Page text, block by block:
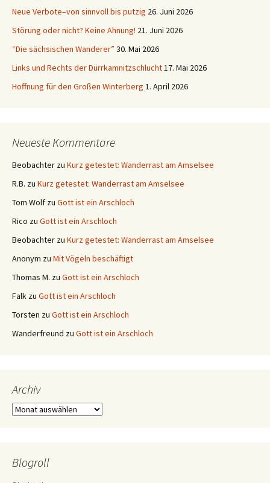
Neue Verbote–von sinnvoll bis putzig 26. Juni 2026
Störung oder nicht? Keine Ahnung! 21. Juni 2026
“Die sächsischen Wanderer” 30. Mai 2026
Links und Rechts der Dürrkamnitzschlucht17. Mai 2026
Hoffnung für den Großen Winterberg 1. April 2026
Neueste Kommentare
Beobachter zu Kurz getestet: Wanderrast am Amselsee
R.B. zu Kurz getestet: Wanderrast am Amselsee
Tom Wolf zu Gott ist ein Arschloch
Rico zu Gott ist ein Arschloch
Beobachter zu Kurz getestet: Wanderrast am Amselsee
Anonym zu Mit Vögeln beschäftigt
Thomas M. zu Gott ist ein Arschloch
Falk zu Gott ist ein Arschloch
Torsten zu Gott ist ein Arschloch
Wanderfreund zu Gott ist ein Arschloch
Archiv
Archiv
Blogroll